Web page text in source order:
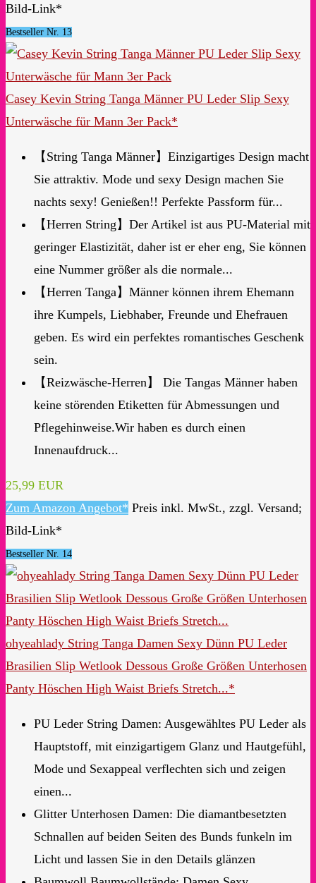
Bild-Link*
Bestseller Nr. 13
Casey Kevin String Tanga Männer PU Leder Slip Sexy
Unterwäsche für Mann 3er Pack*
【String Tanga Männer】Einzigartiges Design macht
Sie attraktiv. Mode und sexy Design machen Sie
nachts sexy! Genießen!! Perfekte Passform für...
【Herren String】Der Artikel ist aus PU-Material mit
geringer Elastizität, daher ist er eher eng, Sie können
eine Nummer größer als die normale...
【Herren Tanga】Männer können ihrem Ehemann
ihre Kumpels, Liebhaber, Freunde und Ehefrauen
geben. Es wird ein perfektes romantisches Geschenk
sein.
【Reizwäsche-Herren】 Die Tangas Männer haben
keine störenden Etiketten für Abmessungen und
Pflegehinweise.Wir haben es durch einen
Innenaufdruck...
25,99 EUR
Zum Amazon Angebot* Preis inkl. MwSt., zzgl. Versand;
Bild-Link*
Bestseller Nr. 14
ohyeahlady String Tanga Damen Sexy Dünn PU Leder
Brasilien Slip Wetlook Dessous Große Größen Unterhosen
Panty Höschen High Waist Briefs Stretch...*
PU Leder String Damen: Ausgewähltes PU Leder als
Hauptstoff, mit einzigartigem Glanz und Hautgefühl,
Mode und Sexappeal verflechten sich und zeigen
einen...
Glitter Unterhosen Damen: Die diamantbesetzten
Schnallen auf beiden Seiten des Bunds funkeln im
Licht und lassen Sie in den Details glänzen